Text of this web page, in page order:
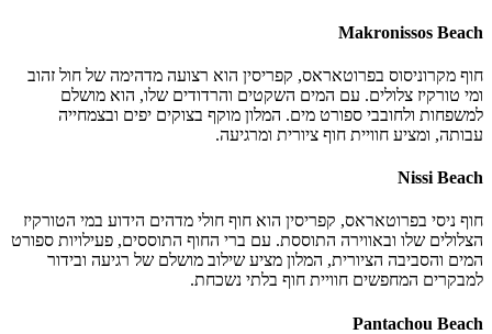
Makronissos Beach
חוף מקרוניסוס בפרוטאראס, קפריסין הוא רצועה מדהימה של חול זהוב
ומי טורקיז צלולים. עם המים השקטים והרדודים שלו, הוא מושלם
למשפחות ולחובבי ספורט מים. המלון מוקף בצוקים יפים ובצמחייה
עבותה, ומציע חוויית חוף ציורית ומרגיעה.
Nissi Beach
חוף ניסי בפרוטאראס, קפריסין הוא חוף חולי מדהים הידוע במי הטורקיז
הצלולים שלו ובאווירה התוססת. עם ברי החוף התוססים, פעילויות ספורט
המים והסביבה הציורית, המלון מציע שילוב מושלם של רגיעה ובידור
למבקרים המחפשים חוויית חוף בלתי נשכחת.
Pantachou Beach